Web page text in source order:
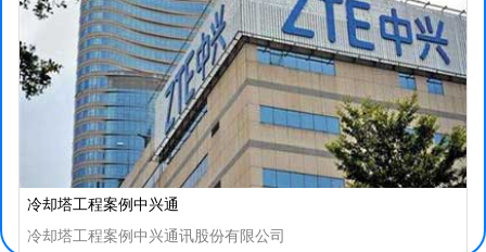
冷却塔工程案例中兴通
冷却塔工程案例中兴通讯股份有限公司